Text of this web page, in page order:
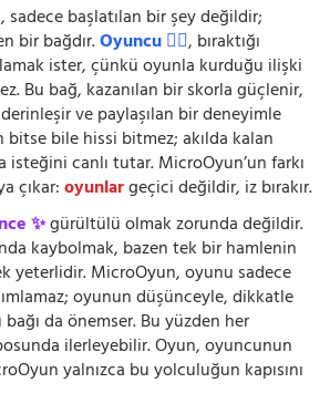
sadece başlatılan bir şey değildir;
bir bağdır.Oyuncu 🧍‍♂️, bıraktığı
ister, çünkü oyunla kurduğu ilişki
Bu bağ, kazanılan bir skorla güçlenir,
ve paylaşılan bir deneyimle
bitse bile hissi bitmez; akılda kalan
canlı tutar. MicroOyun’un farkı
çıkar:oyunlargeçici değildir, iz bırakır.
✨gürültülü olmak zorunda değildir.
kaybolmak, bazen tek bir hamlenin
yeterlidir. MicroOyun, oyunu sadece
oyunun düşünceyle, dikkatle
da önemser. Bu yüzden her
ilerleyebilir. Oyun, oyuncunun
yalnızca bu yolculuğun kapısını